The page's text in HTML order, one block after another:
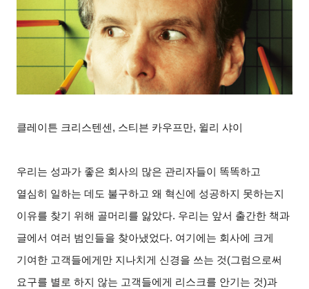
클레이튼 크리스텐센, 스티븐 카우프만, 윌리 샤이
우리는 성과가 좋은 회사의 많은 관리자들이 똑똑하고
열심히 일하는 데도 불구하고 왜 혁신에 성공하지 못하는지
이유를 찾기 위해 골머리를 앓았다. 우리는 앞서 출간한 책과
글에서 여러 범인들을 찾아냈었다. 여기에는 회사에 크게
기여한 고객들에게만 지나치게 신경을 쓰는 것(그럼으로써
요구를 별로 하지 않는 고객들에게 리스크를 안기는 것)과